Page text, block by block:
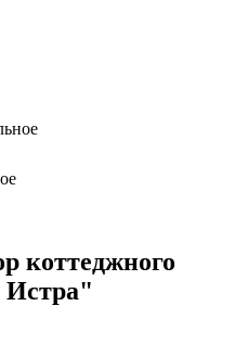
коттеджного
Истра"